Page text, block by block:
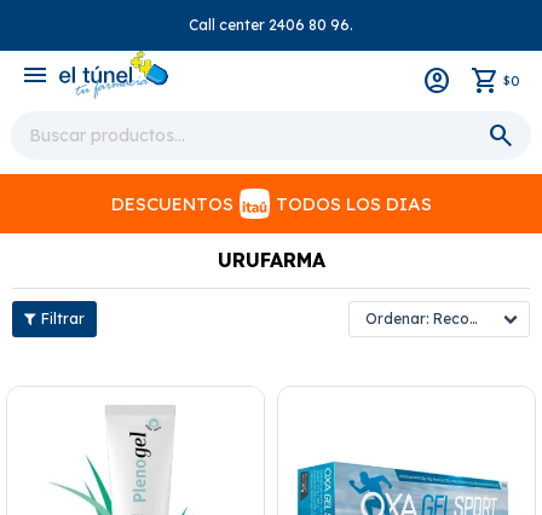
Call center 2406 80 96.
menu $0
DESCUENTOS TODOS LOS DIAS
URUFARMA
Recomendados
close